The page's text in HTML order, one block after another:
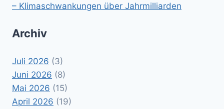
– Klimaschwankungen über Jahrmilliarden
Archiv
Juli 2026 (3)
Juni 2026 (8)
Mai 2026 (15)
April 2026 (19)